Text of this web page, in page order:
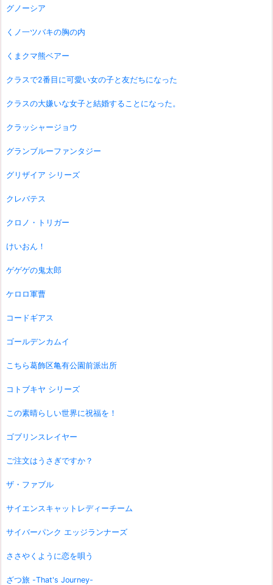
グノーシア
くノ一ツバキの胸の内
くまクマ熊ベアー
クラスで2番目に可愛い女の子と友だちになった
クラスの大嫌いな女子と結婚することになった。
クラッシャージョウ
グランブルーファンタジー
グリザイア シリーズ
クレバテス
クロノ・トリガー
けいおん！
ゲゲゲの鬼太郎
ケロロ軍曹
コードギアス
ゴールデンカムイ
こちら葛飾区亀有公園前派出所
コトブキヤ シリーズ
この素晴らしい世界に祝福を！
ゴブリンスレイヤー
ご注文はうさぎですか？
ザ・ファブル
サイエンスキャットレディーチーム
サイバーパンク エッジランナーズ
ささやくように恋を唄う
ざつ旅 -That's Journey-